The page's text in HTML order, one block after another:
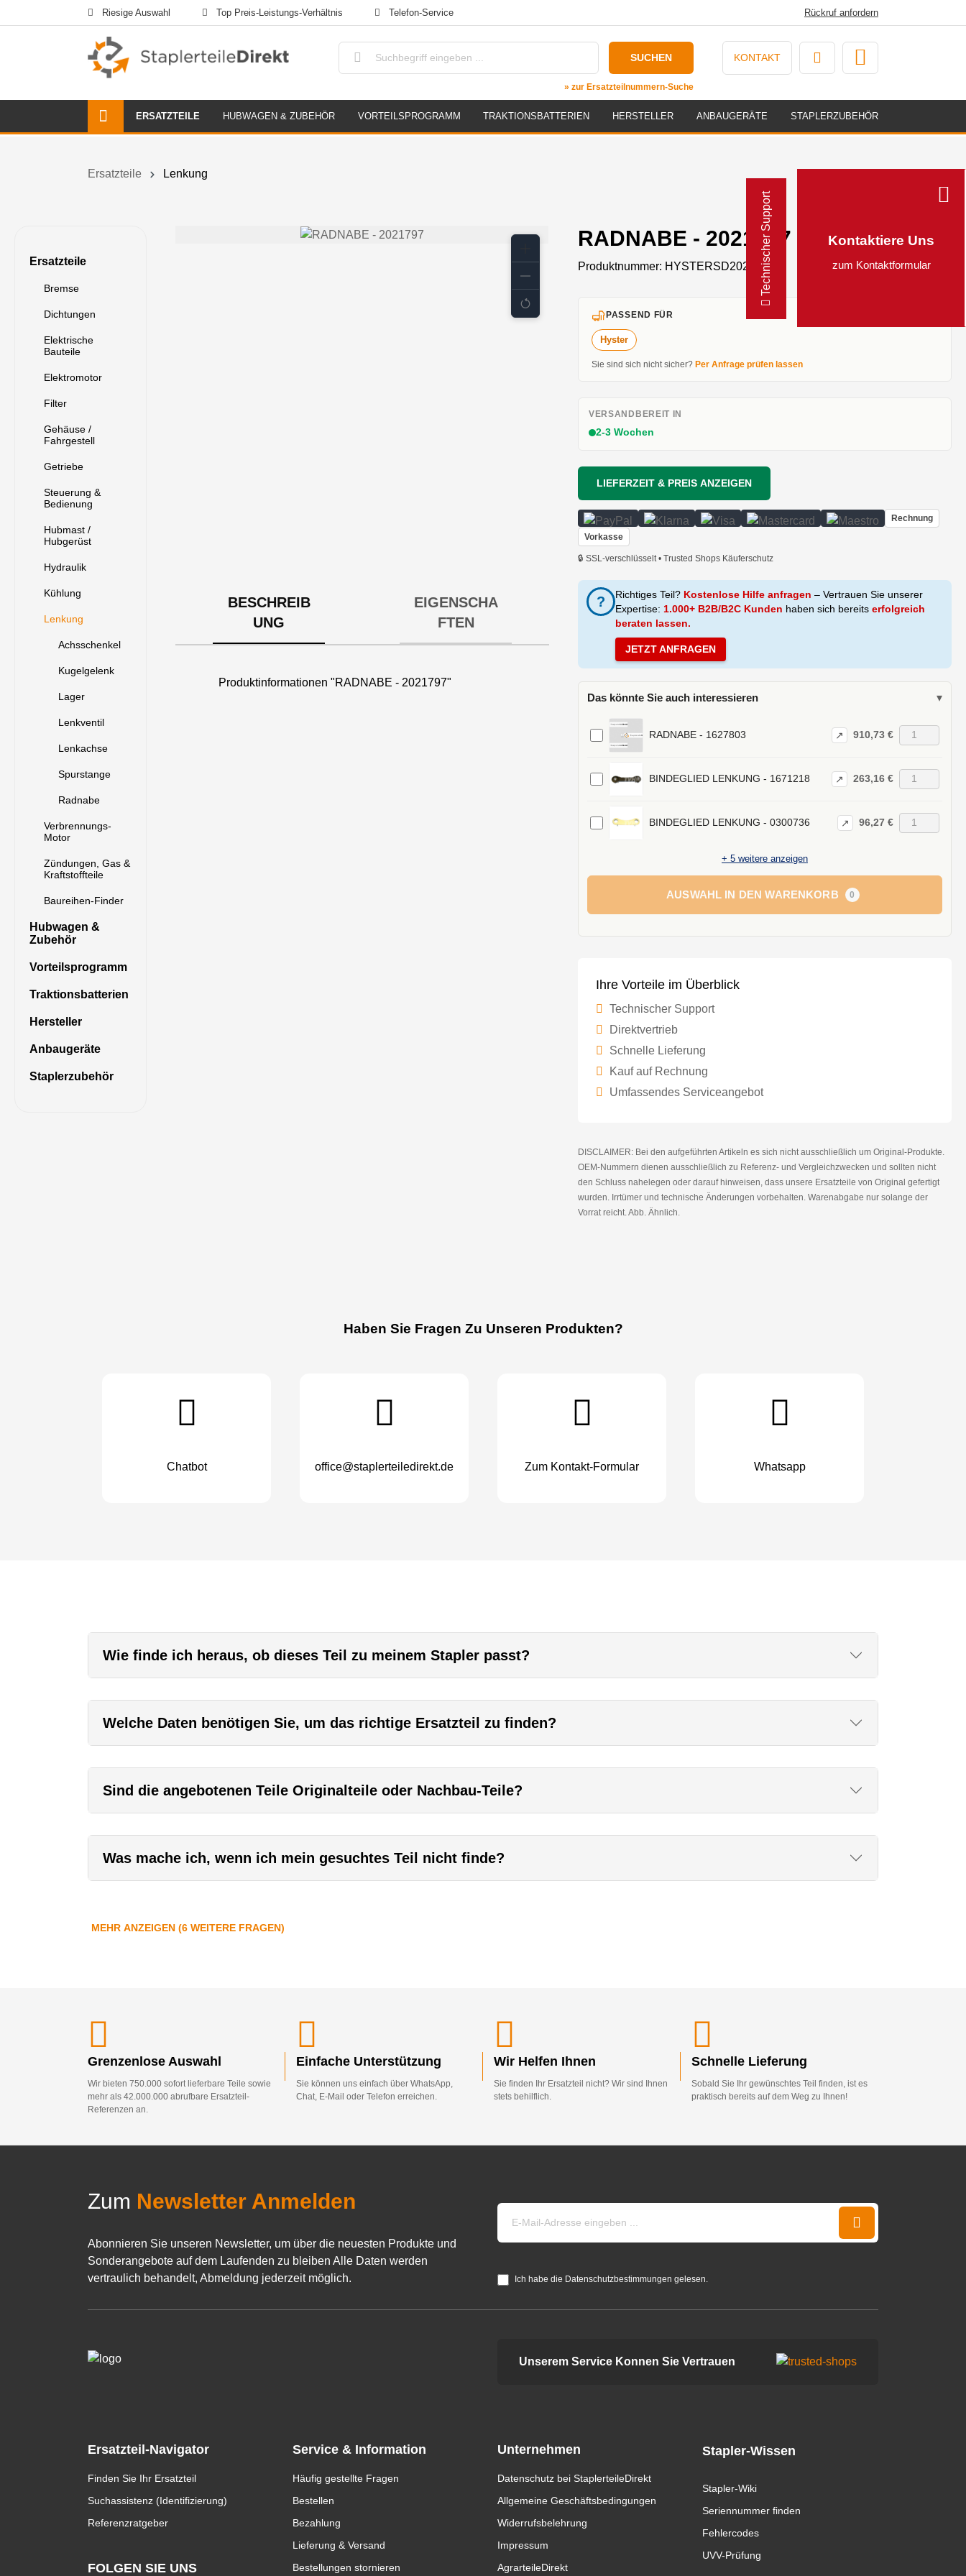
Riesige Auswahl Top Preis-Leistungs-Verhältnis Telefon-Service Rückruf anfordern
Technischer Support Kontaktiere Uns
zum Kontaktformular
SUCHEN
» zur Ersatzteilnummern-Suche
KONTAKT
ERSATZTEILE HUBWAGEN & ZUBEHÖR VORTEILSPROGRAMM TRAKTIONSBATTERIEN HERSTELLER ANBAUGERÄTE STAPLERZUBEHÖR
Ersatzteile Lenkung
Ersatzteile
Bremse
Dichtungen
Elektrische
Bauteile
Elektromotor
Filter
Gehäuse /
Fahrgestell
Getriebe
Steuerung &
Bedienung
Hubmast /
Hubgerüst
Hydraulik
Kühlung
Lenkung
Achsschenkel
Kugelgelenk
Lager
Lenkventil
Lenkachse
Spurstange
Radnabe
Verbrennungs-
Motor
Zündungen, Gas &
Kraftstoffteile
Baureihen-Finder
Hubwagen &
Zubehör
Vorteilsprogramm
Traktionsbatterien
Hersteller
Anbaugeräte
Staplerzubehör
BESCHREIB
UNG
EIGENSCHA
FTEN
Produktinformationen "RADNABE - 2021797"
RADNABE - 2021797
Produktnummer: HYSTERSD2021797
PASSEND FÜR
Hyster
Sie sind sich nicht sicher? Per Anfrage prüfen lassen
VERSANDBEREIT IN
2-3 Wochen
LIEFERZEIT & PREIS ANZEIGEN
Rechnung
Vorkasse
🔒 SSL-verschlüsselt • Trusted Shops Käuferschutz
? Richtiges Teil? Kostenlose Hilfe anfragen – Vertrauen Sie unserer
Expertise: 1.000+ B2B/B2C Kunden haben sich bereits erfolgreich
beraten lassen.
JETZT ANFRAGEN
Das könnte Sie auch interessieren ▾
RADNABE - 1627803 ↗ 910,73 €
BINDEGLIED LENKUNG - 1671218 ↗ 263,16 €
BINDEGLIED LENKUNG - 0300736 ↗ 96,27 €
+ 5 weitere anzeigen
AUSWAHL IN DEN WARENKORB 0
Ihre Vorteile im Überblick
Technischer Support
Direktvertrieb
Schnelle Lieferung
Kauf auf Rechnung
Umfassendes Serviceangebot
DISCLAIMER: Bei den aufgeführten Artikeln es sich nicht ausschließlich um Original-Produkte.
OEM-Nummern dienen ausschließlich zu Referenz- und Vergleichzwecken und sollten nicht
den Schluss nahelegen oder darauf hinweisen, dass unsere Ersatzteile von Original gefertigt
wurden. Irrtümer und technische Änderungen vorbehalten. Warenabgabe nur solange der
Vorrat reicht. Abb. Ähnlich.
Haben Sie Fragen Zu Unseren Produkten?
Chatbot office@staplerteiledirekt.de Zum Kontakt-Formular Whatsapp
Wie finde ich heraus, ob dieses Teil zu meinem Stapler passt?
Welche Daten benötigen Sie, um das richtige Ersatzteil zu finden?
Sind die angebotenen Teile Originalteile oder Nachbau-Teile?
Was mache ich, wenn ich mein gesuchtes Teil nicht finde?
MEHR ANZEIGEN (6 WEITERE FRAGEN)
Grenzenlose Auswahl
Wir bieten 750.000 sofort lieferbare Teile sowie
mehr als 42.000.000 abrufbare Ersatzteil-
Referenzen an.
Einfache Unterstützung
Sie können uns einfach über WhatsApp,
Chat, E-Mail oder Telefon erreichen.
Wir Helfen Ihnen
Sie finden Ihr Ersatzteil nicht? Wir sind Ihnen
stets behilflich.
Schnelle Lieferung
Sobald Sie Ihr gewünschtes Teil finden, ist es
praktisch bereits auf dem Weg zu Ihnen!
Zum Newsletter Anmelden
Abonnieren Sie unseren Newsletter, um über die neuesten Produkte und
Sonderangebote auf dem Laufenden zu bleiben Alle Daten werden
vertraulich behandelt, Abmeldung jederzeit möglich.
Ich habe die Datenschutzbestimmungen gelesen.
Unserem Service Konnen Sie Vertrauen
Ersatzteil-Navigator
Finden Sie Ihr Ersatzteil
Suchassistenz (Identifizierung)
Referenzratgeber
FOLGEN SIE UNS
Service & Information
Häufig gestellte Fragen
Bestellen
Bezahlung
Lieferung & Versand
Bestellungen stornieren
Unternehmen
Datenschutz bei StaplerteileDirekt
Allgemeine Geschäftsbedingungen
Widerrufsbelehrung
Impressum
AgrarteileDirekt
Stapler-Wissen
Stapler-Wiki
Seriennummer finden
Fehlercodes
UVV-Prüfung